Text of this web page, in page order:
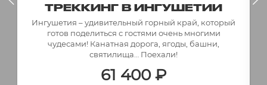
ТРЕККИНГ В ИНГУШЕТИИ
Ингушетия – удивительный горный край, который
готов поделиться с гостями очень многими
чудесами! Канатная дорога, ягоды, башни,
святилища… Поехали!
61 400 ₽